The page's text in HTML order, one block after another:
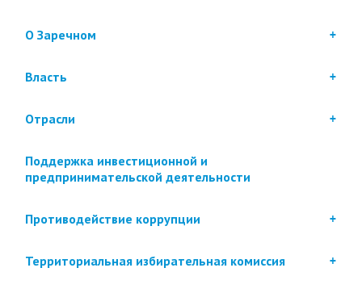
О Заречном
Власть
Отрасли
Поддержка инвестиционной и
предпринимательской деятельности
Противодействие коррупции
Территориальная избирательная комиссия